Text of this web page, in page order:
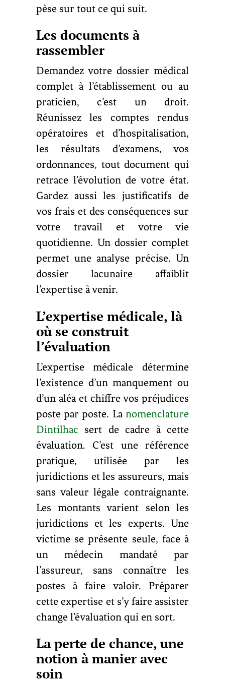
pèse sur tout ce qui suit.
Les documents à
rassembler
Demandez votre dossier médical
complet à l’établissement ou au
praticien, c’est un droit.
Réunissez les comptes rendus
opératoires et d’hospitalisation,
les résultats d’examens, vos
ordonnances, tout document qui
retrace l’évolution de votre état.
Gardez aussi les justificatifs de
vos frais et des conséquences sur
votre travail et votre vie
quotidienne. Un dossier complet
permet une analyse précise. Un
dossier lacunaire affaiblit
l’expertise à venir.
L’expertise médicale, là
où se construit
l’évaluation
L’expertise médicale détermine
l’existence d’un manquement ou
d’un aléa et chiffre vos préjudices
poste par poste. Lanomenclature
Dintilhac sert de cadre à cette
évaluation. C’est une référence
pratique, utilisée par les
juridictions et les assureurs, mais
sans valeur légale contraignante.
Les montants varient selon les
juridictions et les experts. Une
victime se présente seule, face à
un médecin mandaté par
l’assureur, sans connaître les
postes à faire valoir. Préparer
cette expertise et s’y faire assister
change l’évaluation qui en sort.
La perte de chance, une
notion à manier avec
soin